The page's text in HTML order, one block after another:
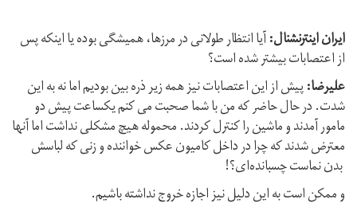
ایران اینترنشنال:آیا انتظار طولانی در مرزها، همیشگی بوده یا اینکه پس
از اعتصابات بیشتر شده است؟
علیرضا:پیش از این اعتصابات نیز همه زیر ذره بین بودیم اما نه به این
شدت. در حال حاضر که من با شما صحبت می کنم یکساعت پیش دو
مامور آمدند و ماشین را کنترل کردند. محموله هیچ مشکلی نداشت اما آنها
معترض شدند که چرا در داخل کامیون عکس خواننده و زنی که لباسش
بدن نماست چسبانده‌ای؟!
و ممکن است به این دلیل نیز اجازه خروج نداشته باشیم.